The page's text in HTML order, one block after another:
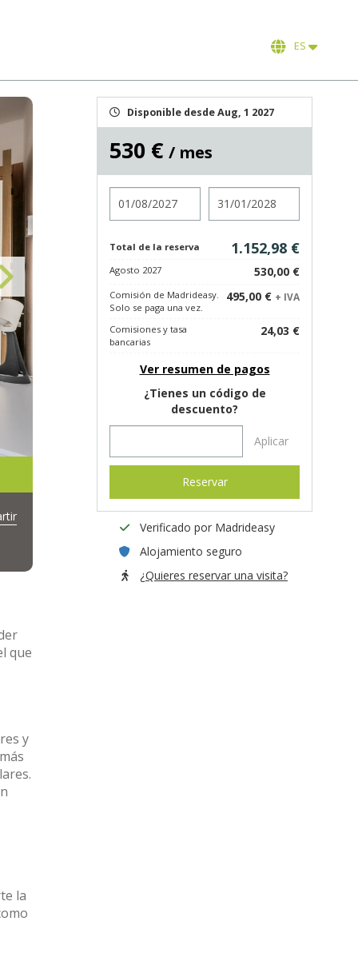
ES
que
y
la
Disponible desde Aug, 1 2027
530 € / mes
Total de la reserva 1.152,98 €
Agosto 2027 530,00 €
Comisión de Madrideasy.
Solo se paga una vez.
495,00 € + IVA
Comisiones y tasa
bancarias
24,03 €
Ver resumen de pagos
¿Tienes un código de
descuento?
Aplicar
Reservar
Verificado por Madrideasy
Alojamiento seguro
¿Quieres reservar una visita?